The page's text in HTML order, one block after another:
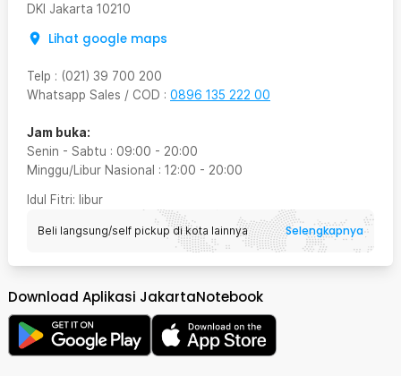
DKI Jakarta 10210
Lihat google maps
Telp : (021) 39 700 200
Whatsapp Sales / COD : 0896 135 222 00
Jam buka:
Senin - Sabtu : 09:00 - 20:00
Minggu/Libur Nasional : 12:00 - 20:00
Idul Fitri: libur
Beli langsung/self pickup di kota lainnya Selengkapnya
Download Aplikasi JakartaNotebook